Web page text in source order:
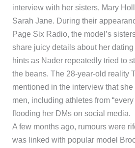
interview with her sisters, Mary
Sarah Jane. During their
Page Six Radio, the model’s
share juicy details about her
hints as Nader repeatedly tried to
the beans. The 28-year-old reality
mentioned in the interview that she
men, including athletes from
flooding her DMs on social media.
​A few months ago, rumours were
was linked with popular model